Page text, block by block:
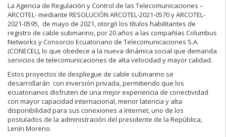
La Agencia de Regulación y Control de las Telecomunicaciones –
ARCOTEL- mediante RESOLUCIÓN ARCOTEL-2021-0570 y ARCOTEL-
2021-0595, de mayo de 2021, otorgó los títulos habilitantes de
registro de cable submarino, por 20 años a las compañías Columbus
Networks y Consorcio Ecuatoriano de Telecomunicaciones S.A.
(CONECEL), lo que obedece a la nueva dinámica social que demanda
servicios de telecomunicaciones de alta velocidad y mayor calidad.
Estos proyectos de despliegue de cable submarino se
desarrollarán con inversión privada, permitiendo que los
ecuatorianos disfruten de una mejor experiencia de conectividad
con mayor capacidad internacional, menor latencia y alta
disponibilidad para sus conexiones a Internet, uno de los
postulados de la administración del presidente de la República,
Lenín Moreno.